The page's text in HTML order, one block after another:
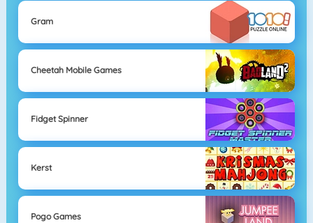
Gram
Cheetah Mobile Games
Fidget Spinner
Kerst
Pogo Games